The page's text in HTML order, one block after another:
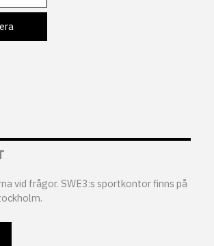
vid frågor. SWE3:s sportkontor finns på